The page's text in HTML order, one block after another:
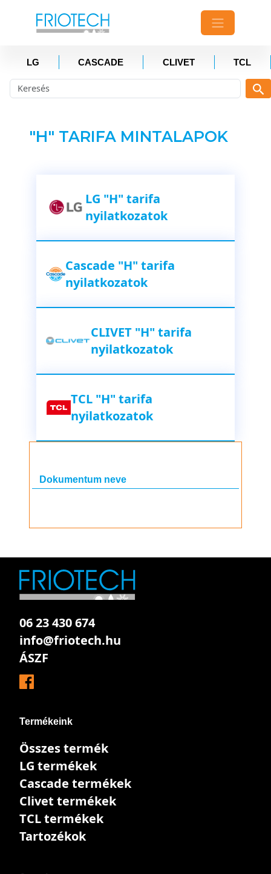
LG CASCADE CLIVET TCL
"H" TARIFA MINTALAPOK
LG "H" tarifa
nyilatkozatok
Cascade "H" tarifa
nyilatkozatok
CLIVET "H" tarifa
nyilatkozatok
TCL "H" tarifa
nyilatkozatok
Dokumentum neve
06 23 430 674
info@friotech.hu
ÁSZF
Termékeink
Összes termék
LG termékek
Cascade termékek
Clivet termékek
TCL termékek
Tartozékok